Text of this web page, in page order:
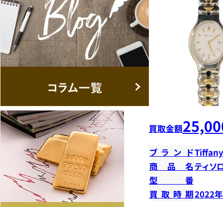
買取金額
ブランド
商品名ティソ
型番
買取時期2022